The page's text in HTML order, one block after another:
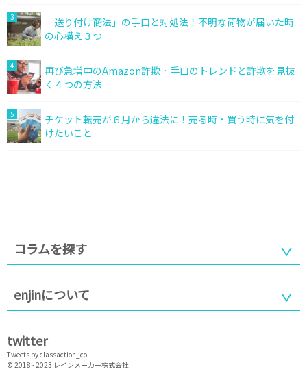
3
「送り付け商法」の手口と対処法！不明な荷物が届いた時
の心構え３つ
4
再び急増中のAmazon詐欺…手口のトレンドと詐欺を見抜
く４つの方法
5
チケット転売が６月から違法に！売る時・買う時に気を付
けたいこと
コラムを探す
enjinについて
twitter
Tweets by classaction_co
© 2018 - 2023 レインメーカー株式会社